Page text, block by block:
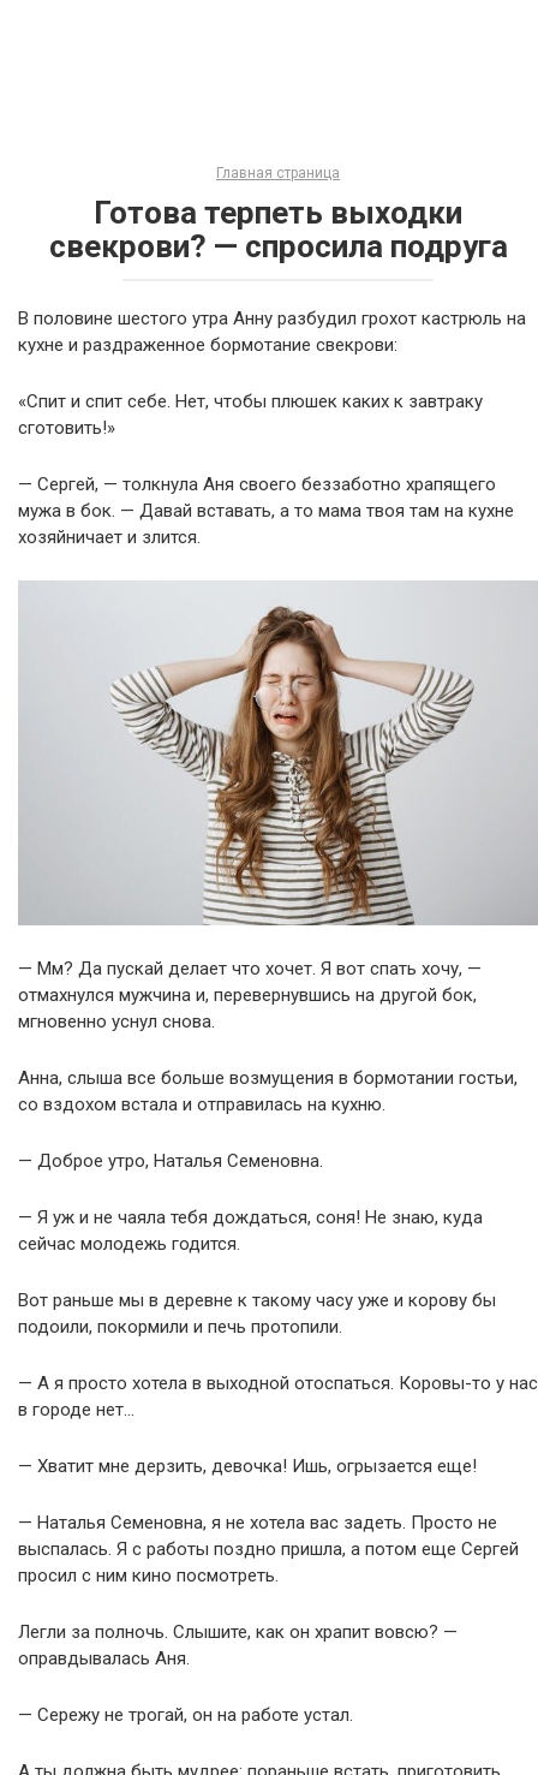
Главная страница
Готова терпеть выходки
свекрови? — спросила подруга
В половине шестого утра Анну разбудил грохот кастрюль на
кухне и раздраженное бормотание свекрови:
«Спит и спит себе. Нет, чтобы плюшек каких к завтраку
сготовить!»
— Сергей, — толкнула Аня своего беззаботно храпящего
мужа в бок. — Давай вставать, а то мама твоя там на кухне
хозяйничает и злится.
— Мм? Да пускай делает что хочет. Я вот спать хочу, —
отмахнулся мужчина и, перевернувшись на другой бок,
мгновенно уснул снова.
Анна, слыша все больше возмущения в бормотании гостьи,
со вздохом встала и отправилась на кухню.
— Доброе утро, Наталья Семеновна.
— Я уж и не чаяла тебя дождаться, соня! Не знаю, куда
сейчас молодежь годится.
Вот раньше мы в деревне к такому часу уже и корову бы
подоили, покормили и печь протопили.
— А я просто хотела в выходной отоспаться. Коровы-то у нас
в городе нет…
— Хватит мне дерзить, девочка! Ишь, огрызается еще!
— Наталья Семеновна, я не хотела вас задеть. Просто не
выспалась. Я с работы поздно пришла, а потом еще Сергей
просил с ним кино посмотреть.
Легли за полночь. Слышите, как он храпит вовсю? —
оправдывалась Аня.
— Сережу не трогай, он на работе устал.